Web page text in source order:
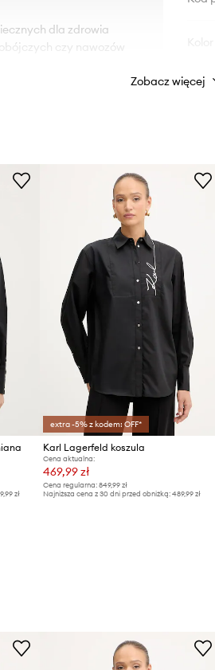
dla zdrowia
czy nawozów
Zobacz więcej
zł
extra -5% z kodem: OFF*
Karl Lagerfeld koszula
Cena aktualna:
469,99 zł
Cena regularna: 849,99 zł
Najniższa cena z 30 dni przed obniżką: 489,99 zł